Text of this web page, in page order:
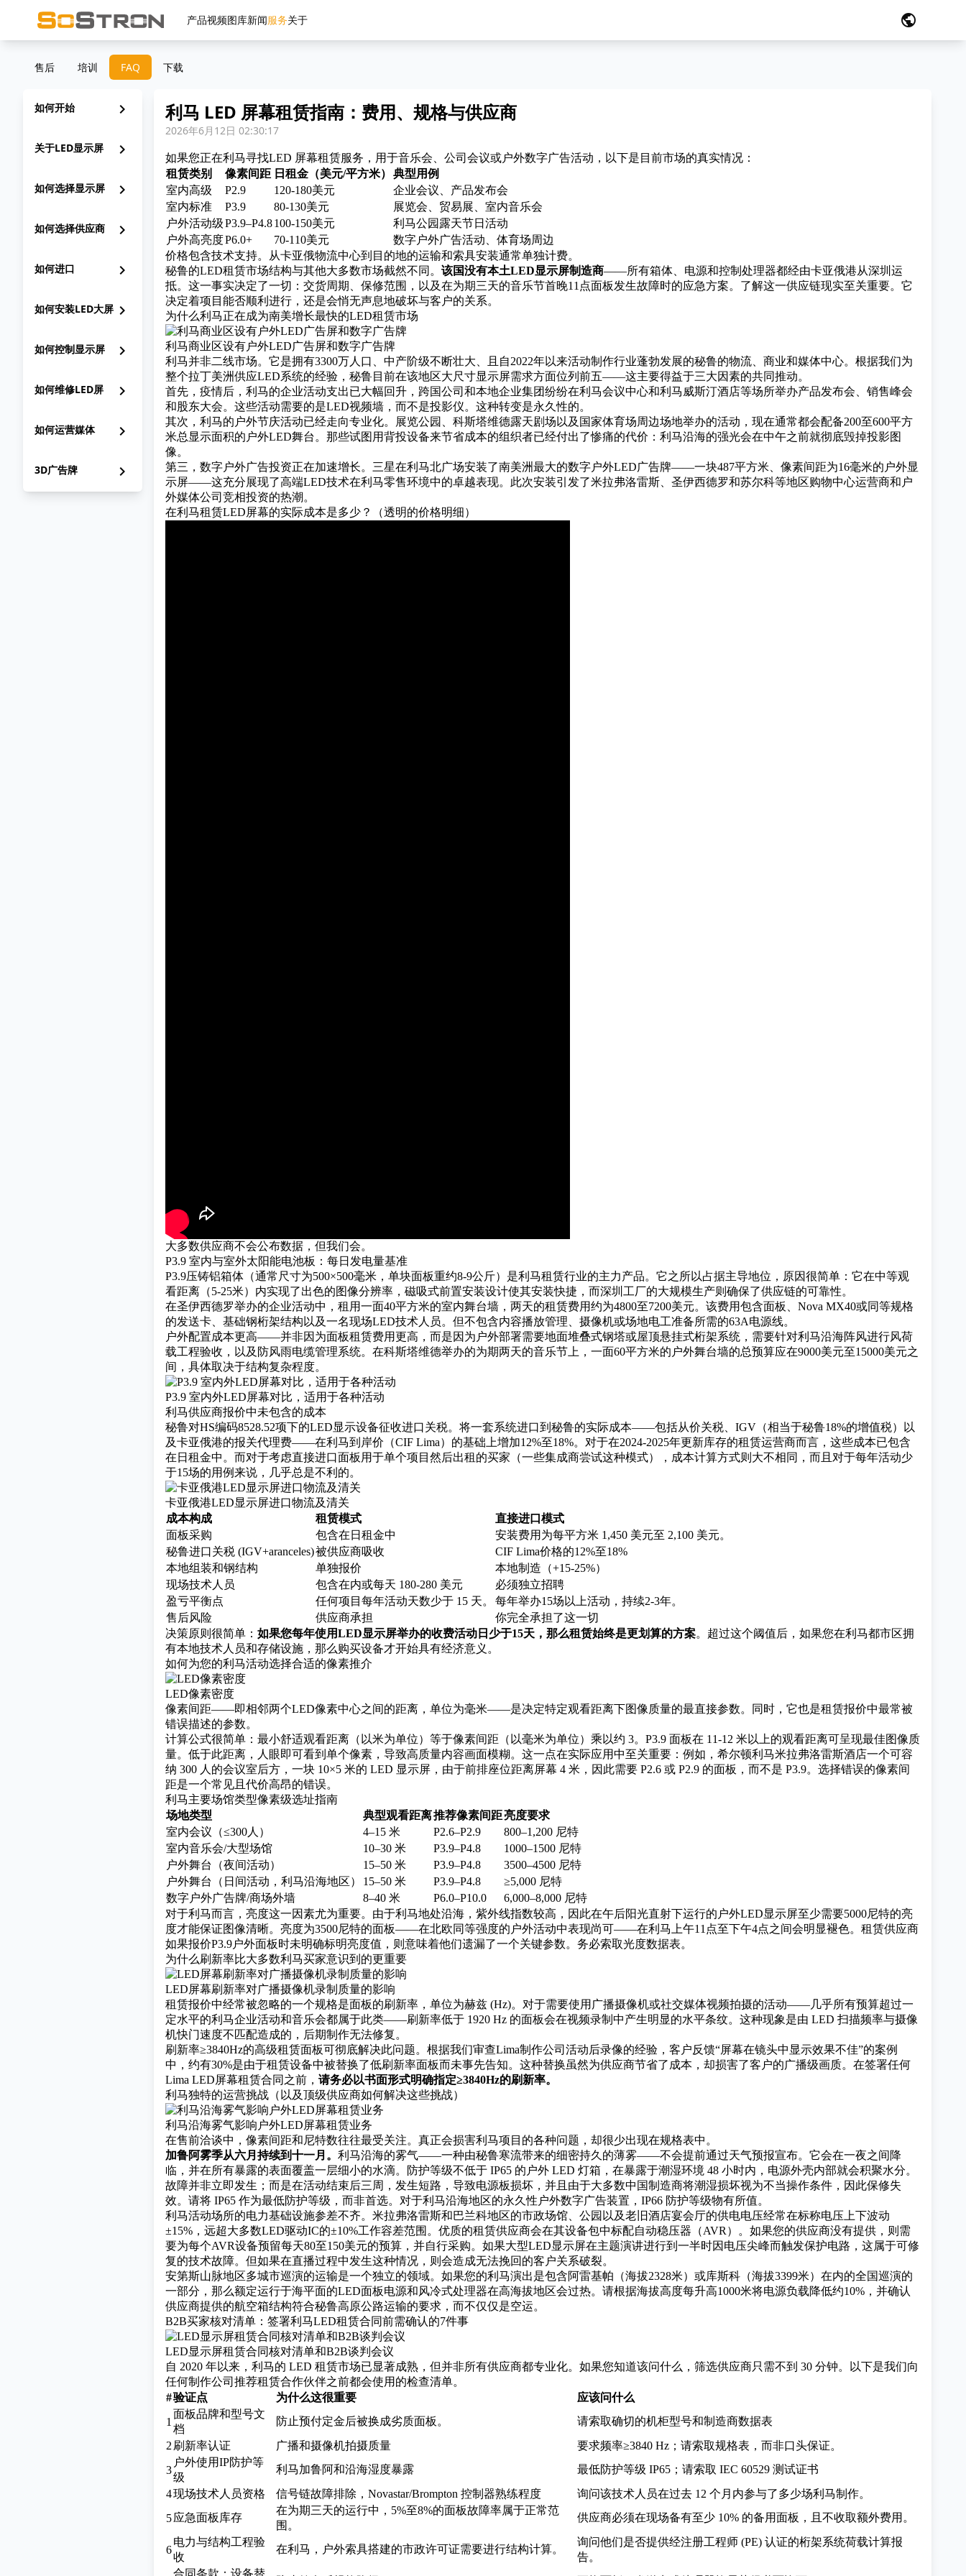
产品视频图库新闻服务关于 public
售后 培训 FAQ 下载
如何开始 chevron_right
关于LED显示屏 chevron_right
如何选择显示屏 chevron_right
如何选择供应商 chevron_right
如何进口 chevron_right
如何安装LED大屏 chevron_right
如何控制显示屏 chevron_right
如何维修LED屏 chevron_right
如何运营媒体 chevron_right
3D广告牌 chevron_right
利马 LED 屏幕租赁指南：费用、规格与供应商
2026年6月12日 02:30:17
如果您正在利马寻找LED 屏幕租赁服务，用于音乐会、公司会议或户外数字广告活动，以下是目前市场的真实情况：
租赁类别
像素间距 日租金（美元/平方米）
典型用例
室内高级
P2.9 120-180美元
企业会议、产品发布会
室内标准
P3.9 80-130美元
展览会、贸易展、室内音乐会
户外活动级P3.9–P4.8100-150美元
利马公园露天节日活动
户外高亮度P6.0+ 70-110美元
数字户外广告活动、体育场周边
价格包含技术支持。从卡亚俄物流中心到目的地的运输和索具安装通常单独计费。
秘鲁的LED租赁市场结构与其他大多数市场截然不同。 该国没有本土LED显示屏制造商——所有箱体、电源和控制处理器都经由卡亚俄港从深圳运
抵。这一事实决定了一切：交货周期、保修范围，以及在为期三天的音乐节首晚11点面板发生故障时的应急方案。了解这一供应链现实至关重要。它
决定着项目能否顺利进行，还是会悄无声息地破坏与客户的关系。
为什么利马正在成为南美增长最快的LED租赁市场
利马商业区设有户外LED广告屏和数字广告牌
利马并非二线市场。它是拥有3300万人口、中产阶级不断壮大、且自2022年以来活动制作行业蓬勃发展的秘鲁的物流、商业和媒体中心。根据我们为
整个拉丁美洲供应LED系统的经验，秘鲁目前在该地区大尺寸显示屏需求方面位列前五——这主要得益于三大因素的共同推动。
首先，疫情后，利马的企业活动支出已大幅回升，跨国公司和本地企业集团纷纷在利马会议中心和利马威斯汀酒店等场所举办产品发布会、销售峰会
和股东大会。这些活动需要的是LED视频墙 ，而不是投影仪。这种转变是永久性的。
其次，利马的户外节庆活动已经走向专业化。展览公园、科斯塔维德露天剧场以及国家体育场周边场地举办的活动，现在通常都会配备200至600平方
米总显示面积的户外LED舞台。那些试图用背投设备来节省成本的组织者已经付出了惨痛的代价：利马沿海的强光会在中午之前就彻底毁掉投影图
像。
第三，数字户外广告投资正在加速增长。三星在利马北广场安装了南美洲最大的数字户外LED广告牌——一块487平方米、像素间距为16毫米的户外显
示屏——这充分展现了高端LED技术在利马零售环境中的卓越表现。此次安装引发了米拉弗洛雷斯、圣伊西德罗和苏尔科等地区购物中心运营商和户
外媒体公司竞相投资的热潮。
在利马租赁LED屏幕的实际成本是多少？（透明的价格明细）
大多数供应商不会公布数据，但我们会。
P3.9 室内与室外太阳能电池板：每日发电量基准
P3.9压铸铝箱体 （通常尺寸为500×500毫米，单块面板重约8-9公斤）是利马租赁行业的主力产品。它之所以占据主导地位，原因很简单：它在中等观
看距离（5-25米）内实现了出色的图像分辨率，磁吸式前置安装设计使其安装快捷，而深圳工厂的大规模生产则确保了供应链的可靠性。
在圣伊西德罗举办的企业活动中，租用一面40平方米的室内舞台墙，两天的租赁费用约为4800至7200美元。该费用包含面板、Nova MX40或同等规格
的发送卡、基础钢桁架结构以及一名现场LED技术人员。但不包含内容播放管理、摄像机或场地电工准备所需的63A电源线。
户外配置成本更高——并非因为面板租赁费用更高，而是因为户外部署需要地面堆叠式钢塔或屋顶悬挂式桁架系统，需要针对利马沿海阵风进行风荷
载工程验收，以及防风雨电缆管理系统。在科斯塔维德举办的为期两天的音乐节上，一面60平方米的户外舞台墙的总预算应在9000美元至15000美元之
间，具体取决于结构复杂程度。
P3.9 室内外LED屏幕对比，适用于各种活动
利马供应商报价中未包含的成本
秘鲁对HS编码8528.52项下的LED显示设备征收进口关税。将一套系统进口到秘鲁的实际成本——包括从价关税、IGV（相当于秘鲁18%的增值税）以
及卡亚俄港的报关代理费——在利马到岸价（CIF Lima）的基础上增加12%至18%。对于在2024-2025年更新库存的租赁运营商而言，这些成本已包含
在日租金中。而对于考虑直接进口面板用于单个项目然后出租的买家（一些集成商尝试这种模式），成本计算方式则大不相同，而且对于每年活动少
于15场的用例来说，几乎总是不利的。
卡亚俄港LED显示屏进口物流及清关
成本构成
租赁模式
直接进口模式
面板采购
包含在日租金中
安装费用为每平方米 1,450 美元至 2,100 美元。
秘鲁进口关税 (IGV+aranceles)被供应商吸收
CIF Lima价格的12%至18%
本地组装和钢结构
单独报价
本地制造（+15-25%）
现场技术人员
包含在内或每天 180-280 美元
必须独立招聘
盈亏平衡点
任何项目每年活动天数少于 15 天。
每年举办15场以上活动，持续2-3年。
售后风险
供应商承担
你完全承担了这一切
决策原则很简单： 如果您每年使用LED显示屏举办的收费活动日少于15天，那么租赁始终是更划算的方案。超过这个阈值后，如果您在利马都市区拥
有本地技术人员和存储设施，那么购买设备才开始具有经济意义。
如何为您的利马活动选择合适的像素推介
LED像素密度
像素间距——即相邻两个LED像素中心之间的距离，单位为毫米——是决定特定观看距离下图像质量的最直接参数。同时，它也是租赁报价中最常被
错误描述的参数。
计算公式很简单：最小舒适观看距离（以米为单位）等于像素间距（以毫米为单位）乘以约 3。P3.9 面板在 11-12 米以上的观看距离可呈现最佳图像质
量。低于此距离，人眼即可看到单个像素，导致高质量内容画面模糊。这一点在实际应用中至关重要：例如，希尔顿利马米拉弗洛雷斯酒店一个可容
纳 300 人的会议室后方，一块 10×5 米的 LED 显示屏，由于前排座位距离屏幕 4 米，因此需要 P2.6 或 P2.9 的面板，而不是 P3.9。选择错误的像素间
距是一个常见且代价高昂的错误。
利马主要场馆类型像素级选址指南
场地类型
典型观看距离推荐像素间距亮度要求
室内会议（≤300人）
4–15 米 P2.6–P2.9
800–1,200 尼特
室内音乐会/大型场馆
10–30 米 P3.9–P4.8
1000–1500 尼特
户外舞台（夜间活动）
15–50 米 P3.9–P4.8
3500–4500 尼特
户外舞台（日间活动，利马沿海地区）
15–50 米 P3.9–P4.8
≥5,000 尼特
数字户外广告牌/商场外墙
8–40 米 P6.0–P10.0
6,000–8,000 尼特
对于利马而言，亮度这一因素尤为重要。由于利马地处沿海，紫外线指数较高，因此在午后阳光直射下运行的 户外LED显示屏至少需要5000尼特的亮
度才能保证图像清晰。亮度为3500尼特的面板——在北欧同等强度的户外活动中表现尚可——在利马上午11点至下午4点之间会明显褪色。租赁供应商
如果报价P3.9户外面板时未明确标明亮度值，则意味着他们遗漏了一个关键参数。务必索取光度数据表。
为什么刷新率比大多数利马买家意识到的更重要
LED屏幕刷新率对广播摄像机录制质量的影响
租赁报价中经常被忽略的一个规格是面板的刷新率，单位为赫兹 (Hz)。对于需要使用广播摄像机或社交媒体视频拍摄的活动——几乎所有预算超过一
定水平的利马企业活动和音乐会都属于此类——刷新率低于 1920 Hz 的面板会在视频录制中产生明显的水平条纹。这种现象是由 LED 扫描频率与摄像
机快门速度不匹配造成的，后期制作无法修复。
刷新率≥3840Hz的高级租赁面板可彻底解决此问题。根据我们审查Lima制作公司活动后录像的经验，客户反馈“屏幕在镜头中显示效果不佳”的案例
中，约有30%是由于租赁设备中被替换了低刷新率面板而未事先告知。这种替换虽然为供应商节省了成本，却损害了客户的广播级画质。在签署任何
Lima LED屏幕租赁合同之前， 请务必以书面形式明确指定≥3840Hz的刷新率。
利马独特的运营挑战（以及顶级供应商如何解决这些挑战）
利马沿海雾气影响户外LED屏幕租赁业务
在售前洽谈中，像素间距和尼特数往往最受关注。真正会损害利马项目的各种问题，却很少出现在规格表中。
加鲁阿雾季从六月持续到十一月。 利马沿海的雾气——一种由秘鲁寒流带来的细密持久的薄雾——不会提前通过天气预报宣布。它会在一夜之间降
临，并在所有暴露的表面覆盖一层细小的水滴。防护等级不低于 IP65 的户外 LED 灯箱，在暴露于潮湿环境 48 小时内，电源外壳内部就会积聚水分。
故障并非立即发生；而是在活动结束后三周，发生短路，导致电源板损坏，并且由于大多数中国制造商将潮湿损坏视为不当操作条件，因此保修失
效。请将 IP65 作为最低防护等级，而非首选。对于利马沿海地区的永久性户外数字广告装置，IP66 防护等级物有所值。
利马活动场所的电力基础设施参差不齐。米拉弗洛雷斯和巴兰科地区的市政场馆、公园以及老旧酒店宴会厅的供电电压经常在标称电压上下波动
±15%，远超大多数LED驱动IC的±10%工作容差范围。优质的租赁供应商会在其设备包中标配自动稳压器（AVR）。如果您的供应商没有提供，则需
要为每个AVR设备预留每天80至150美元的预算，并自行采购。如果大型LED显示屏在主题演讲进行到一半时因电压尖峰而触发保护电路，这属于可修
复的技术故障。但如果在直播过程中发生这种情况，则会造成无法挽回的客户关系破裂。
安第斯山脉地区多城市巡演的运输是一个独立的领域。如果您的利马演出是包含阿雷基帕（海拔2328米）或库斯科（海拔3399米）在内的全国巡演的
一部分，那么额定运行于海平面的LED面板电源和风冷式处理器在高海拔地区会过热。请根据海拔高度每升高1000米将电源负载降低约10%，并确认
供应商提供的航空箱结构符合秘鲁高原公路运输的要求，而不仅仅是空运。
B2B买家核对清单：签署利马LED租赁合同前需确认的7件事
LED显示屏租赁合同核对清单和B2B谈判会议
自 2020 年以来，利马的 LED 租赁市场已显著成熟，但并非所有供应商都专业化。如果您知道该问什么，筛选供应商只需不到 30 分钟。以下是我们向
任何制作公司推荐租赁合作伙伴之前都会使用的检查清单。
#验证点 为什么这很重要
应该问什么
1
面板品牌和型号文
档
防止预付定金后被换成劣质面板。
请索取确切的机柜型号和制造商数据表
2 刷新率认证 广播和摄像机拍摄质量
要求频率≥3840 Hz；请索取规格表，而非口头保证。
3
户外使用IP防护等
级
利马加鲁阿和沿海湿度暴露
最低防护等级 IP65；请索取 IEC 60529 测试证书
4现场技术人员资格 信号链故障排除，Novastar/Brompton 控制器熟练程度
询问该技术人员在过去 12 个月内参与了多少场利马制作。
5应急面板库存
在为期三天的运行中，5%至8%的面板故障率属于正常范
围。
供应商必须在现场备有至少 10% 的备用面板，且不收取额外费用。
6
电力与结构工程验
收
在利马，户外索具搭建的市政许可证需要进行结构计算。
询问他们是否提供经注册工程师 (PE) 认证的桁架系统荷载计算报
告。
合同条款：设备替